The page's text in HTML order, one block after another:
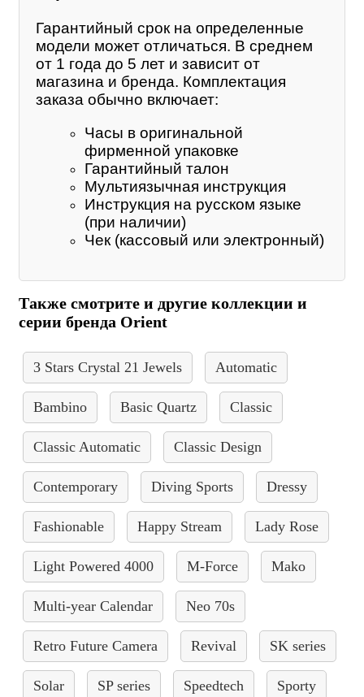
Гарантийный срок на определенные
модели может отличаться. В среднем
от 1 года до 5 лет и зависит от
магазина и бренда. Комплектация
заказа обычно включает:
Часы в оригинальной
фирменной упаковке
Гарантийный талон
Мультиязычная инструкция
Инструкция на русском языке
(при наличии)
Чек (кассовый или электронный)
Также смотрите и другие коллекции и
серии бренда Orient
3 Stars Crystal 21 Jewels Automatic
Bambino Basic Quartz Classic
Classic Automatic Classic Design
Contemporary Diving Sports Dressy
Fashionable Happy Stream Lady Rose
Light Powered 4000 M-Force Mako
Multi-year Calendar Neo 70s
Retro Future Camera Revival SK series
Solar SP series Speedtech Sporty